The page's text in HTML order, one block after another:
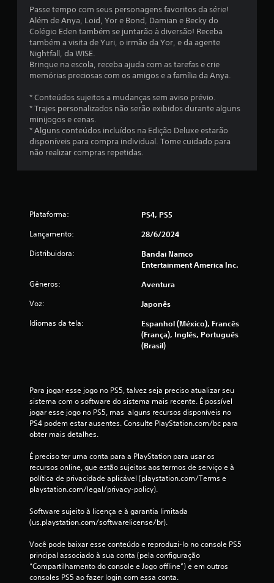
s
Passe tempo com seus personagens favoritos da série!
Além de Anya, Loid, Yor e Bond, Damian e Becky do
Colégio Eden também se juntarão à diversão! Receba
também a visita de Yuri, o irmão da Yor, e da agente
Nightfall, da WISE.
Brinque na escola, receba ajuda com as tarefas e crie
memórias preciosas com os amigos e a família da Anya.
* Conteúdos sujeitos a mudanças sem aviso prévio.
* Trajes personalizados não serão exibidos durante alguns
minijogos e cenas.
* Alguns conteúdos incluídos na Edição Deluxe estarão
disponíveis para compra individual. Tome cuidado para
não realizar compras repetidas.
Plataforma: PS4, PS5
Lançamento: 28/6/2024
Distribuidora:
Bandai Namco
Entertainment America Inc.
Gêneros: Aventura
Voz: Japonês
Idiomas da tela:
Espanhol (México), Francês
(França), Inglês, Português
(Brasil)
Para jogar esse jogo no PS5, talvez seja preciso atualizar seu
sistema com o software do sistema mais recente. É possível
jogar esse jogo no PS5, mas  alguns recursos disponíveis no
PS4 podem estar ausentes. Consulte PlayStation.com/bc para
obter mais detalhes.
É preciso ter uma conta para a PlayStation para usar os
recursos online, que estão sujeitos aos termos de serviço e à
política de privacidade aplicável (playstation.com/Terms e
playstation.com/legal/privacy-policy).
Software sujeito à licença e à garantia limitada
(us.playstation.com/softwarelicense/br).
Você pode baixar esse conteúdo e reproduzi-lo no console PS5
principal associado à sua conta (pela configuração
“Compartilhamento do console e Jogo offline”) e em outros
consoles PS5 ao fazer login com essa conta.